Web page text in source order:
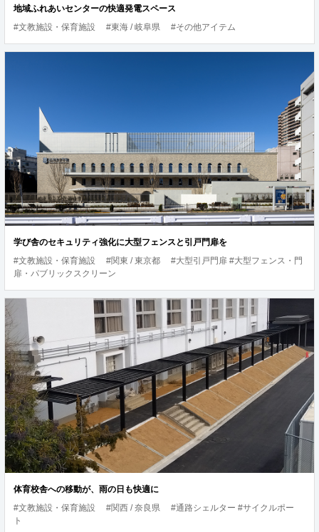
地域ふれあいセンターの快適発電スペース
#文教施設・保育施設
#東海 / 岐阜県 #その他アイテム
学び舎のセキュリティ強化に大型フェンスと引戸門扉を
#文教施設・保育施設
#関東 / 東京都
#大型引戸門扉 #大型フェンス・門
扉・パブリックスクリーン
体育校舎への移動が、雨の日も快適に
#文教施設・保育施設
#関西 / 奈良県
#通路シェルター #サイクルポー
ト